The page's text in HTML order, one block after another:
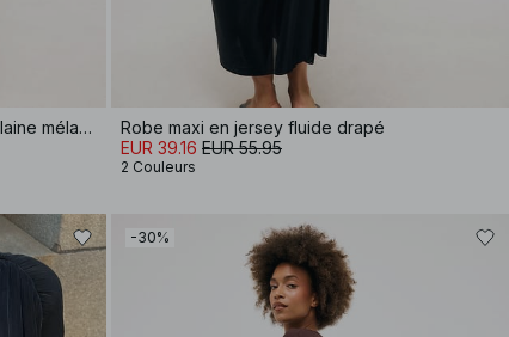
Robe cardigan longue en maille de laine mélangée
Robe maxi en jersey fluide drapé
EUR 39.16 EUR 55.95
2 Couleurs
-30%